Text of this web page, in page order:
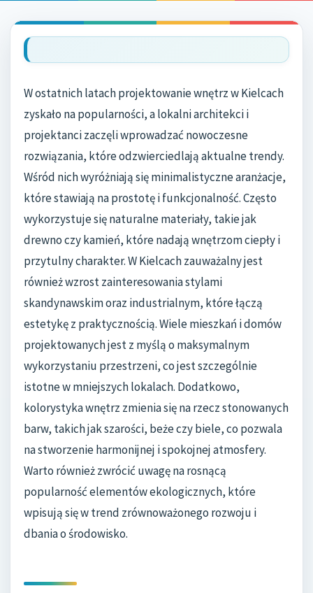
W ostatnich latach projektowanie wnętrz w Kielcach
zyskało na popularności, a lokalni architekci i
projektanci zaczęli wprowadzać nowoczesne
rozwiązania, które odzwierciedlają aktualne trendy.
Wśród nich wyróżniają się minimalistyczne aranżacje,
które stawiają na prostotę i funkcjonalność. Często
wykorzystuje się naturalne materiały, takie jak
drewno czy kamień, które nadają wnętrzom ciepły i
przytulny charakter. W Kielcach zauważalny jest
również wzrost zainteresowania stylami
skandynawskim oraz industrialnym, które łączą
estetykę z praktycznością. Wiele mieszkań i domów
projektowanych jest z myślą o maksymalnym
wykorzystaniu przestrzeni, co jest szczególnie
istotne w mniejszych lokalach. Dodatkowo,
kolorystyka wnętrz zmienia się na rzecz stonowanych
barw, takich jak szarości, beże czy biele, co pozwala
na stworzenie harmonijnej i spokojnej atmosfery.
Warto również zwrócić uwagę na rosnącą
popularność elementów ekologicznych, które
wpisują się w trend zrównoważonego rozwoju i
dbania o środowisko.